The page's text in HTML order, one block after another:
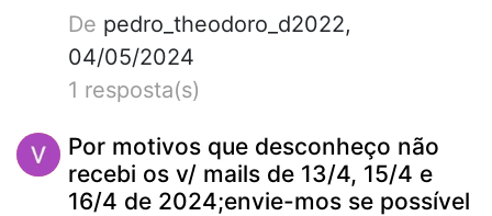
De pedro_theodoro_d2022,
04/05/2024
1 resposta(s)
Por motivos que desconheço não
recebi os v/ mails de 13/4, 15/4 e
16/4 de 2024;envie-mos se possível